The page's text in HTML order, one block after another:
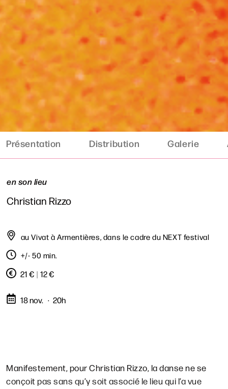
Présentation Distribution Galerie
en son lieu
Christian Rizzo
au Vivat à Armentières, dans le cadre du NEXT festival
+/- 50 min.
21 € | 12 €
18 nov. 20h
Manifestement, pour Christian Rizzo, la danse ne se
conçoit pas sans qu’y soit associé le lieu qui l’a vue